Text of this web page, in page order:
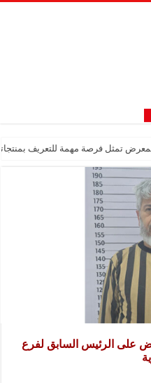
تمثل فرصة مهمة للتعريف
على الرئيس السابق لفرع